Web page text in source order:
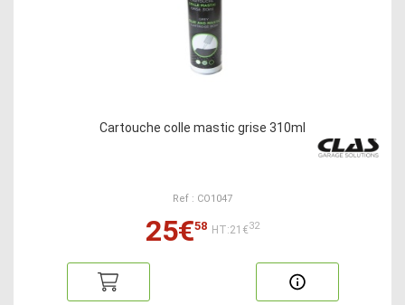
Cartouche colle mastic grise 310ml
Ref : CO1047
25€58 HT:21€32